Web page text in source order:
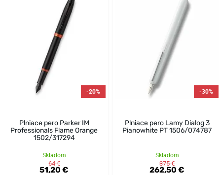
-20%
Plniace pero Parker IM
Professionals Flame Orange
1502/317294
Skladom
64 €
51,20 €
-30%
Plniace pero Lamy Dialog 3
Pianowhite PT 1506/074787
Skladom
375 €
262,50 €